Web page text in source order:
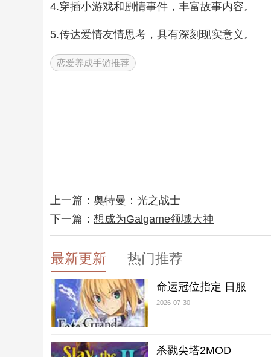
4.穿插小游戏和剧情事件，丰富故事内容。
5.传达爱情友情思考，具有深刻现实意义。
恋爱养成手游推荐
上一篇：奥特曼：光之战士
下一篇：想成为Galgame领域大神
最新更新 热门推荐
命运冠位指定 日服
2026-07-30
杀戮尖塔2MOD